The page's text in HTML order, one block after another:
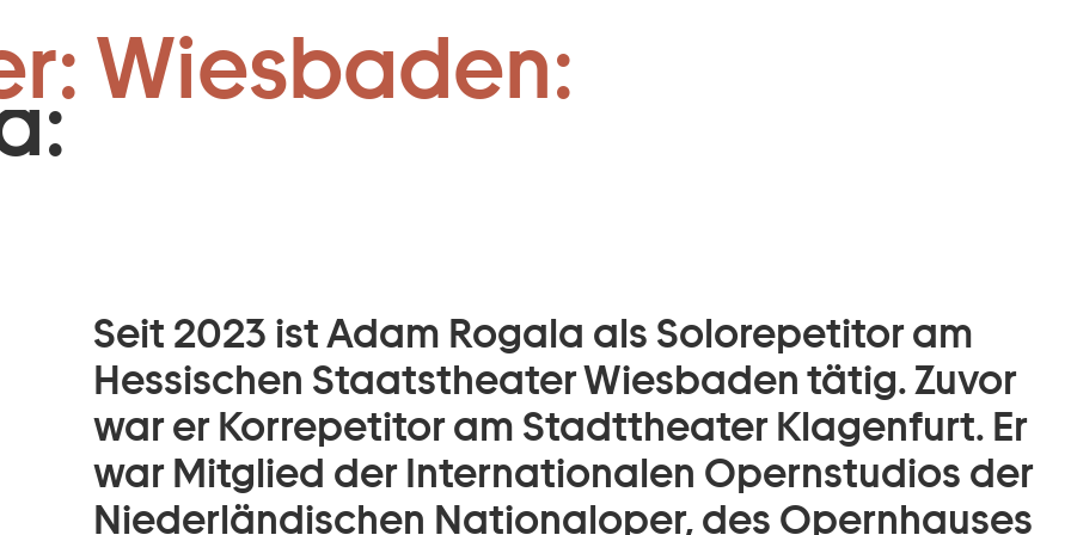
Zum Footer springen
Wiesbaden:
Seit 2023 ist Adam Rogala als Solorepetitor am
Hessischen Staatstheater Wiesbaden tätig. Zuvor
war er Korrepetitor am Stadttheater Klagenfurt. Er
war Mitglied der Internationalen Opernstudios der
Niederländischen Nationaloper, des Opernhauses